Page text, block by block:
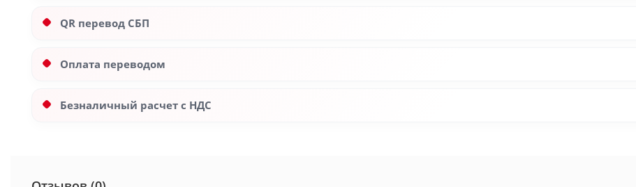
QR перевод СБП
Оплата переводом
Безналичный расчет с НДС